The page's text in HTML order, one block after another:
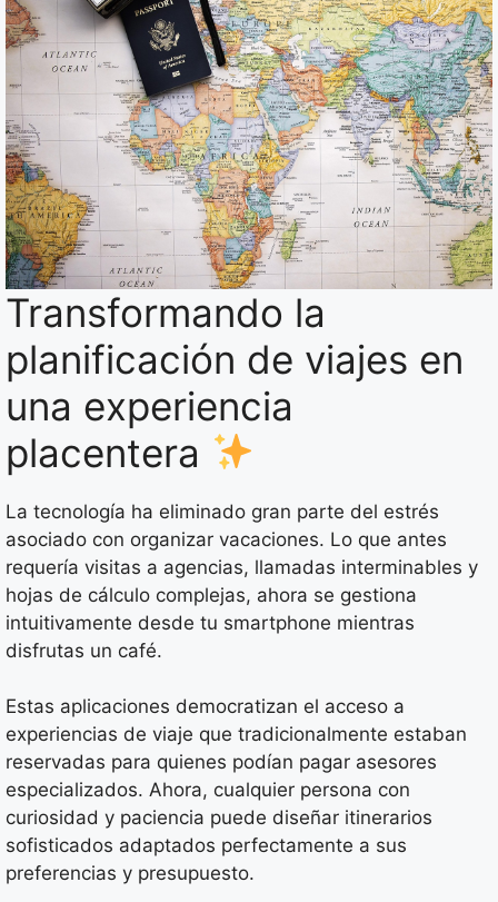
Transformando la
planificación de viajes en
una experiencia
placentera
La tecnología ha eliminado gran parte del estrés
asociado con organizar vacaciones. Lo que antes
requería visitas a agencias, llamadas interminables y
hojas de cálculo complejas, ahora se gestiona
intuitivamente desde tu smartphone mientras
disfrutas un café.
Estas aplicaciones democratizan el acceso a
experiencias de viaje que tradicionalmente estaban
reservadas para quienes podían pagar asesores
especializados. Ahora, cualquier persona con
curiosidad y paciencia puede diseñar itinerarios
sofisticados adaptados perfectamente a sus
preferencias y presupuesto.